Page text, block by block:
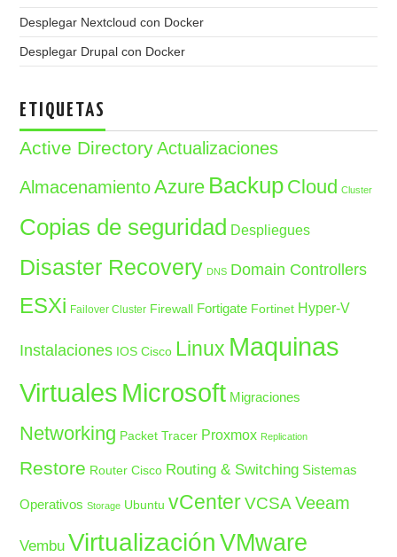
Desplegar Nextcloud con Docker
Desplegar Drupal con Docker
ETIQUETAS
Active Directory Actualizaciones
Almacenamiento Azure Backup Cloud Cluster
Copias de seguridad Despliegues
Disaster Recovery DNS Domain Controllers
ESXi Failover Cluster Firewall Fortigate Fortinet Hyper-V
Instalaciones IOS Cisco Linux Maquinas
Virtuales Microsoft Migraciones
Networking Packet Tracer Proxmox Replication
Restore Router Cisco Routing & Switching Sistemas
Operativos Storage Ubuntu vCenter VCSA Veeam
Vembu Virtualización VMware